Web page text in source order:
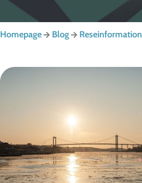
Homepage Blog Reseinformation